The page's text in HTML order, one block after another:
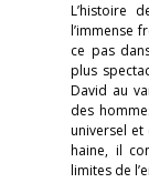
L’histoire
l’immense
ce pas
plus
David au
des
universel et
haine, il
limites de